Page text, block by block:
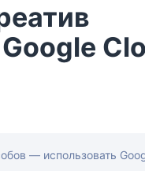
— использовать